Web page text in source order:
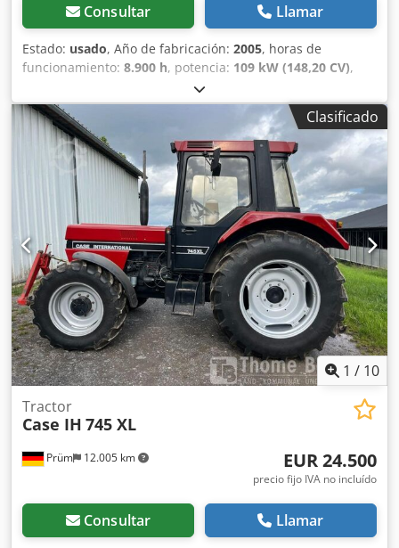
Consultar Llamar
Estado: usado, Año de fabricación: 2005, horas de
funcionamiento: 8.900 h, potencia: 109 kW (148,20 CV),
ABS, aire acondicionado, cabina, tracción a
las cuatro ruedas, Peso muerto: 5.868 kg Longitud: 4.692
mm Ancho: 2,507 mm Altura: 2.997 mm Dodpfewlmt Ijx
Akqokr Distancia entre ejes: 2.723 mm Potencia nominal:
105,9 kW, 144 CV Velocidad nominal: 2.200 rpm Número de
cilindros: 6 Cilindrada: 7.480 cm³ Aumento del par: 51,3
Tracción en las cuatro ruedas
Clasificado
1 / 10
Prüm 12.005 km
Tractor
Case IH 745 XL
EUR 24.500
precio fijo IVA no incluído
Consultar Llamar